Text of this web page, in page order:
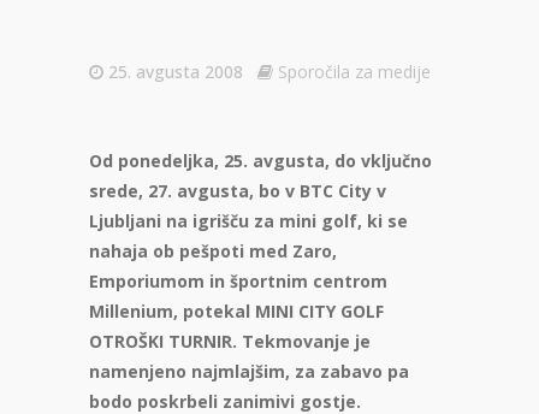
25. avgusta 2008 Sporočila za medije
Od ponedeljka, 25. avgusta, do vključno
srede, 27. avgusta, bo v BTC City v
Ljubljani na igrišču za mini golf, ki se
nahaja ob pešpoti med Zaro,
Emporiumom in športnim centrom
Millenium, potekal MINI CITY GOLF
OTROŠKI TURNIR. Tekmovanje je
namenjeno najmlajšim, za zabavo pa
bodo poskrbeli zanimivi gostje.